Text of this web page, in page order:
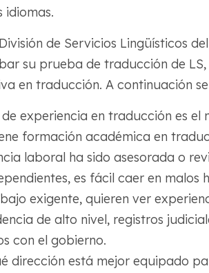
idiomas.
de Servicios Lingüísticos
su prueba de traducción de
en traducción. A continuación
de experiencia en traducción es
formación académica en
laboral ha sido asesorada o
es fácil caer en malos
exigente, quieren ver
de alto nivel, registros
con el gobierno.
dirección está mejor equipado